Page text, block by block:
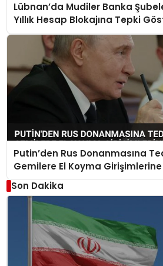
Lübnan’da Mudiler Banka
Yıllık Hesap Blokajına Tepki
Putin’den Rus Donanmasına
Gemilere El Koyma
Son Dakika